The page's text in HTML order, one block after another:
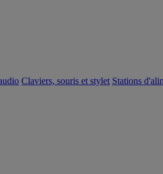
Claviers, souris et stylet Stations